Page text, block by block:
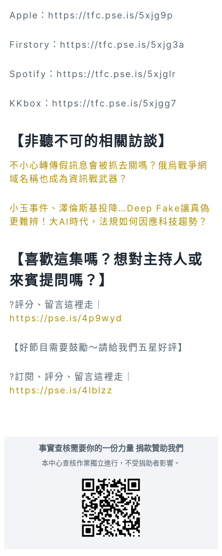
Apple：https://tfc.pse.is/5xjg9p
Firstory：https://tfc.pse.is/5xjg3a
Spotify：https://tfc.pse.is/5xjglr
KKbox：https://tfc.pse.is/5xjgg7
【非聽不可的相關訪談】
不小心轉傳假訊息會被抓去關嗎？俄烏戰爭網
域名稱也成為資訊戰武器？
小玉事件、澤倫斯基投降…Deep Fake讓真偽
更難辨！大AI時代，法規如何因應科技趨勢？
【喜歡這集嗎？想對主持人或
來賓提問嗎？】
?評分、留言這裡走｜
https://pse.is/4p9wyd
【好節目需要鼓勵～請給我們五星好評】
?訂閱、評分、留言這裡走｜
https://pse.is/4lblzz
事實查核需要你的一份力量 捐款贊助我們
本中心查核作業獨立進行，不受捐助者影響。